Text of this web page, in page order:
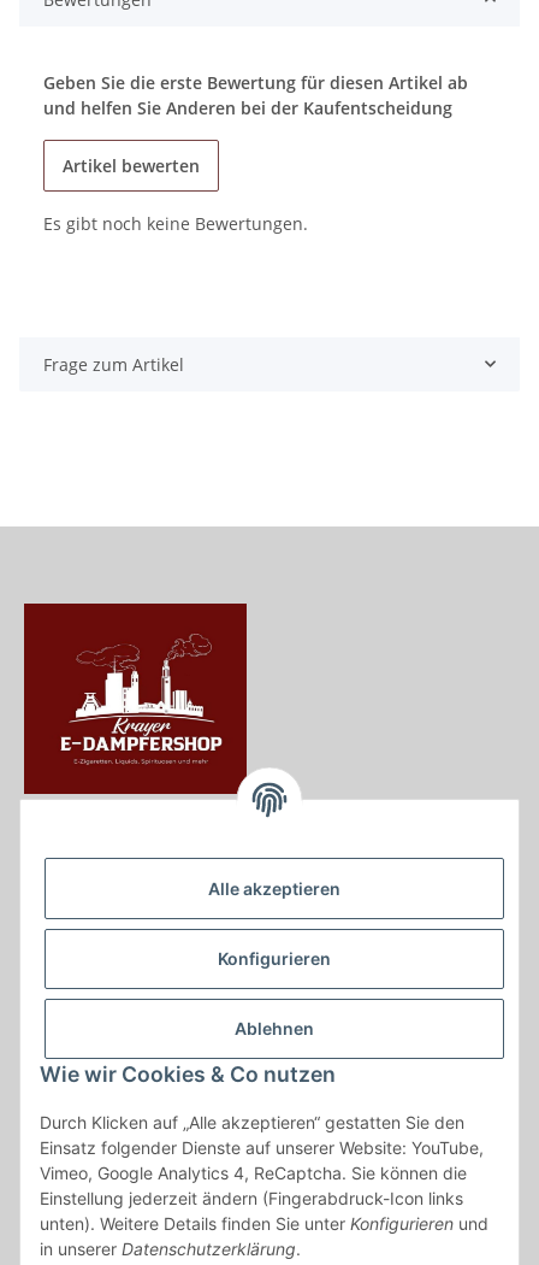
Alle akzeptieren
Konfigurieren
Ablehnen
Wie wir Cookies & Co nutzen
Durch Klicken auf „Alle akzeptieren“ gestatten Sie den
Einsatz folgender Dienste auf unserer Website: YouTube,
Vimeo, Google Analytics 4, ReCaptcha. Sie können die
Einstellung jederzeit ändern (Fingerabdruck-Icon links
unten). Weitere Details finden Sie unter Konfigurieren und
in unserer Datenschutzerklärung.
Geben Sie die erste Bewertung für diesen Artikel ab
und helfen Sie Anderen bei der Kaufentscheidung
Artikel bewerten
Es gibt noch keine Bewertungen.
Frage zum Artikel
Krayerstraße 249
Tel.:0201555402
info@krayer-edampfer-shop.de
Gesetzliche Informationen
Informationen
Vertrag widerrufen
* Alle Preise inkl. gesetzlicher USt., zzgl.Versand
* gilt für Lieferungen innerhalb Deutschlands, Lieferzeiten für andere
Länder entnehmen Sie bitte der Schaltfläche mit den
Versandinformationen